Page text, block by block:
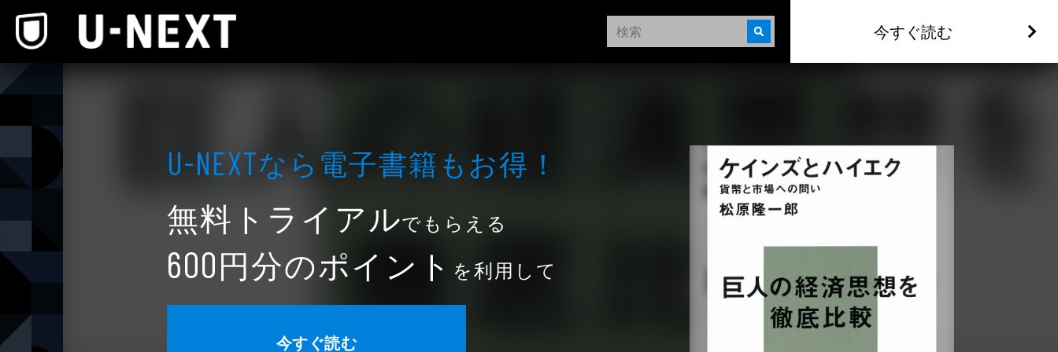
今すぐ読む
U-NEXTなら電⼦書籍もお得！
無料トライアルでもらえる
600円分のポイント を利用して
今すぐ読む